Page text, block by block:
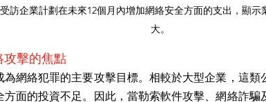
訪企業計劃在未來12個月內增加網絡安全方面的支出，顯
大。
攻擊的焦點
為網絡犯罪的主要攻擊目標。相較於大型企業，這
面的投資不足。因此，當勒索軟件攻擊、網絡詐騙